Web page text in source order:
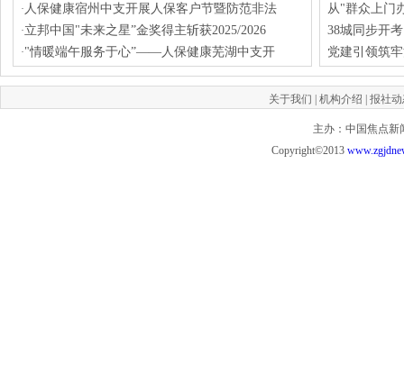
· 人保健康宿州中支开展人保客户节暨防范非法
·立邦中国"未来之星”金奖得主斩获2025/2026
·"情暖端午服务于心”——人保健康芜湖中支开
从"群众上门
38城同步开
党建引领筑
关于我们 机构介绍 报社
主办：中国焦点新
Copyright©2013